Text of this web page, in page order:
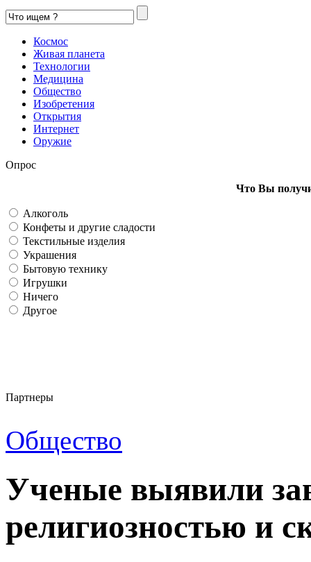
Космос
Живая планета
Технологии
Медицина
Общество
Изобретения
Открытия
Интернет
Оружие
Опрос
Что Вы
Алкоголь
Конфеты и другие сладости
Текстильные изделия
Украшения
Бытовую технику
Игрушки
Ничего
Другое
Партнеры
Общество
Ученые выявили
религиозностью и